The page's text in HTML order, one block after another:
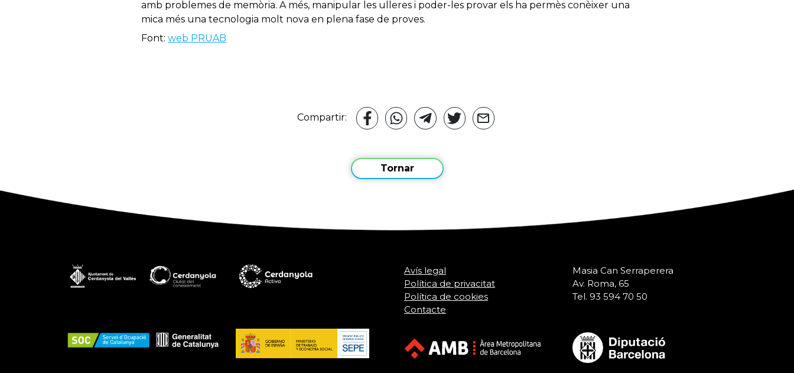
amb problemes de memòria. A més, manipular les ulleres i poder-les provar els ha permès conèixer una
mica més una tecnologia molt nova en plena fase de proves.
Font: web PRUAB
Compartir:
Tornar
Avís legal
Política de privacitat
Política de cookies
Contacte
Masia Can Serraperera
Av. Roma, 65
Tel. 93 594 70 50